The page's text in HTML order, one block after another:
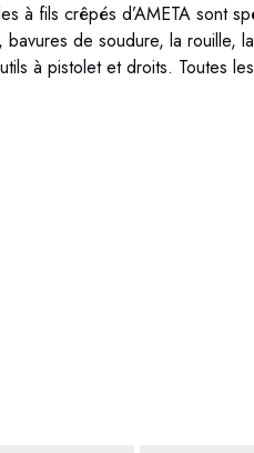
à fils crêpés d’AMETA sont
bavures de soudure, la rouille,
à pistolet et droits. Toutes